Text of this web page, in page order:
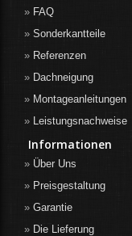
FAQ
Sonderkantteile
Referenzen
Dachneigung
Montageanleitungen
Leistungsnachweise
Informationen
Über Uns
Preisgestaltung
Garantie
Die Lieferung